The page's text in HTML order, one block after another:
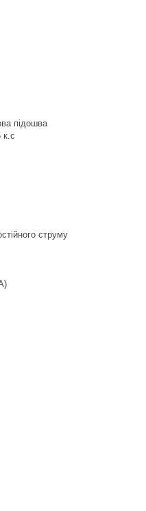
підошва
струму